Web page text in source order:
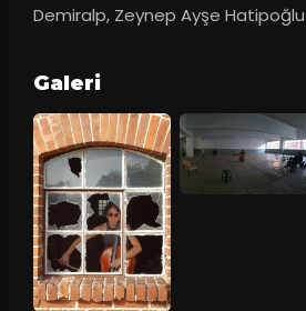
Demiralp, Zeynep Ayşe Hatipoğlu
Galeri